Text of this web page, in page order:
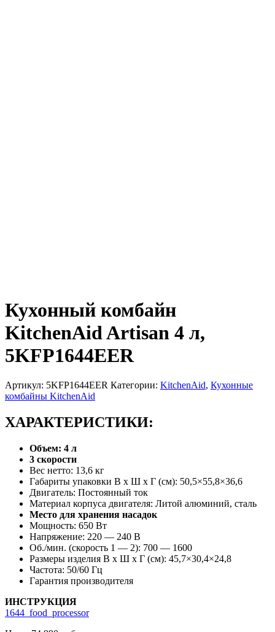
Кухонный комбайн
KitchenAid Artisan 4 л,
5KFP1644EER
Артикул: 5KFP1644EER Категории: KitchenAid, Кухонные
комбайны KitchenAid
ХАРАКТЕРИСТИКИ:
Объем: 4 л
3 скорости
Вес нетто: 13,6 кг
Габариты упаковки В х Ш x Г (см): 50,5×55,8×36,6
Двигатель: Постоянный ток
Материал корпуса двигателя: Литой алюминий, сталь
Место для хранения насадок
Мощность: 650 Вт
Напряжение: 220 — 240 В
Об./мин. (скорость 1 — 2): 700 — 1600
Размеры изделия В х Ш x Г (см): 45,7×30,4×24,8
Частота: 50/60 Гц
Гарантия производителя
ИНСТРУКЦИЯ
1644_food_processor